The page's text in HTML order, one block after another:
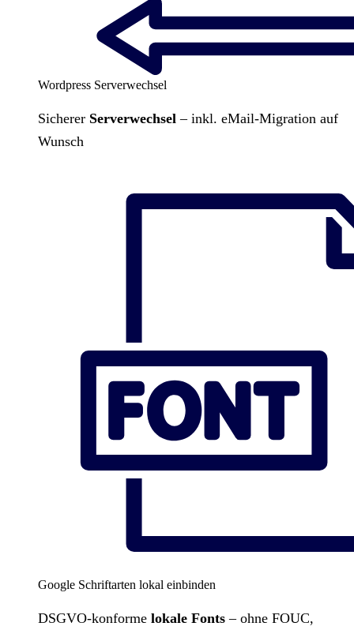
Wordpress Serverwechsel
Sicherer Serverwechsel – inkl. eMail-Migration auf
Wunsch
Google Schriftarten lokal einbinden
DSGVO-konforme lokale Fonts – ohne FOUC,